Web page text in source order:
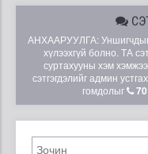
АНХААРУУЛГА: Уншигчдын
хүлээхгүй болно. ТА
суртахууны хэм
сэтгэгдэлийг админ
гомдолыг